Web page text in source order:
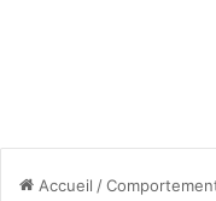
Accueil /